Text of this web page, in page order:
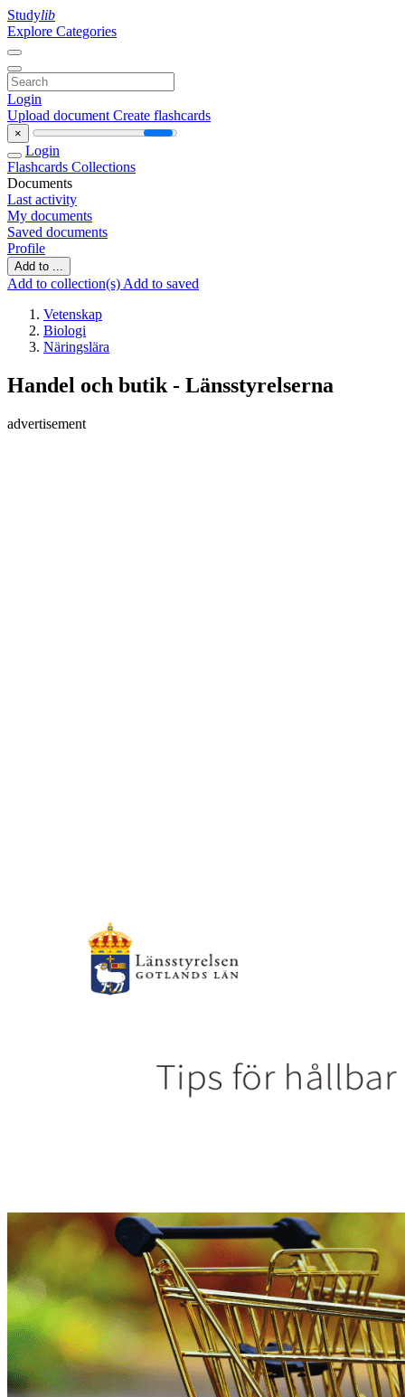
Studylib
Explore Categories
Login
Upload document Create flashcards
×
Login
Flashcards Collections
Documents
Last activity
My documents
Saved documents
Profile
Add to ...
Add to collection(s) Add to saved
Vetenskap
Biologi
Näringslära
Handel och butik - Länsstyrelserna
advertisement